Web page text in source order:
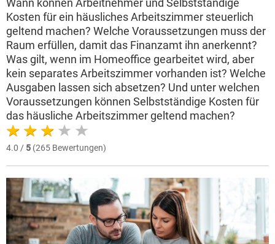
Wann können Arbeitnehmer und Selbstständige
Kosten für ein häusliches Arbeitszimmer steuerlich
geltend machen? Welche Voraussetzungen muss der
Raum erfüllen, damit das Finanzamt ihn anerkennt?
Was gilt, wenn im Homeoffice gearbeitet wird, aber
kein separates Arbeitszimmer vorhanden ist? Welche
Ausgaben lassen sich absetzen? Und unter welchen
Voraussetzungen können Selbstständige Kosten für
das häusliche Arbeitszimmer geltend machen?
4.0 / 5 (265 Bewertungen)